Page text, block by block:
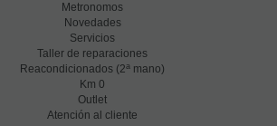
Metronomos
Novedades
Servicios
Taller de reparaciones
Reacondicionados (2a mano)
Km 0
Outlet
Atención al cliente